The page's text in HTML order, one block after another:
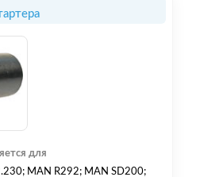
для
MAN R292; MAN SD200;